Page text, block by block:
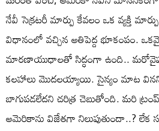
నేవీ సెక్రటరీ మార్పు కేవలం ఒక వ్యక్తి
విధానంలో వచ్చిన అతిపెద్ద భూకంపం.
మారణాయుధాలతో సిద్ధంగా ఉంది..
కలహాలు మొదలయ్యాయి. సైన్యం మాట
బాగుపడలేదని చరిత్ర చెబుతోంది. మరి
అమెరికాను విజేతగా నిలుపుతుందా..? లేక